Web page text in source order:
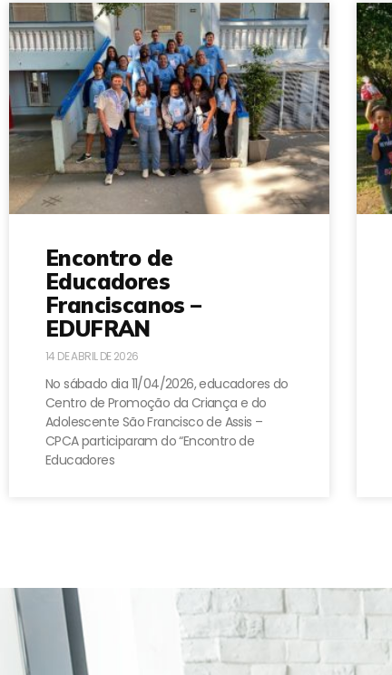
Encontro de
Educadores
Franciscanos –
EDUFRAN
14 DE ABRIL DE 2026
No sábado dia 11/04/2026, educadores do
Centro de Promoção da Criança e do
Adolescente São Francisco de Assis –
CPCA participaram do “Encontro de
Educadores